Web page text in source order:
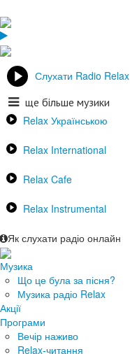
Слухати Radio Relax
ще більше музики
Relax Українською
Relax International
Relax Cafe
Relax Instrumental
Як слухати радіо онлайн
Музика
Що це була за пісня?
Музика радіо Relax
Акції
Програми
Вечір наживо
Relax-читання